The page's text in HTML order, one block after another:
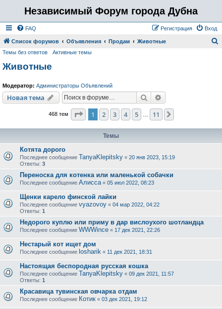
Независимый Форум города Дубна
FAQ Вход
Регистрация
Список форумов Объявления Продам Животные
Темы без ответов Активные темы
Животные
Модератор: Администраторы Объявлений
Новая тема Поиск
468 тем Страница из 11
1 2 3 4 5 11
Темы
Котята дорого
Последнее сообщение TanyaKlepitsky « 20 янв 2023, 15:19
Ответы: 3
Переноска для котенка или маленькой собачки
Последнее сообщение Алисса « 05 июл 2022, 08:23
Щенки карело финской лайки
Последнее сообщение vyazovoy « 04 мар 2022, 04:22
Ответы: 1
Недорого куплю или приму в дар вислоухого шотландца
Последнее сообщение WWWince « 17 дек 2021, 22:26
Нестарый кот ищет дом
Последнее сообщение losharik « 11 дек 2021, 18:31
Настоящая беспородная русская кошка
Последнее сообщение TanyaKlepitsky « 09 дек 2021, 11:57
Ответы: 1
Красавица тувинская овчарка отдам
Последнее сообщение Котик « 03 дек 2021, 19:12